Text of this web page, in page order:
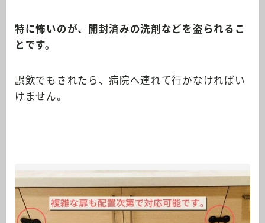
特に怖いのが、開封済みの洗剤などを盗られるこ
とです。
誤飲でもされたら、病院へ連れて行かなければい
けません。